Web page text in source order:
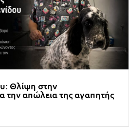
Θλίψη στην
την απώλεια της αγαπητής